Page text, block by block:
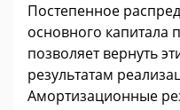
Постепенное
основного капитала
позволяет вернуть
результатам
Амортизационные